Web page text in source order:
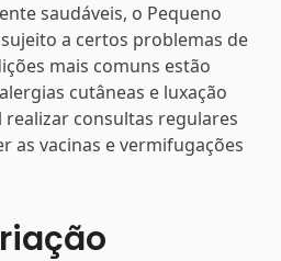
saudáveis, o Pequeno
a certos problemas de
mais comuns estão
cutâneas e luxação
realizar consultas regulares
as vacinas e vermifugações